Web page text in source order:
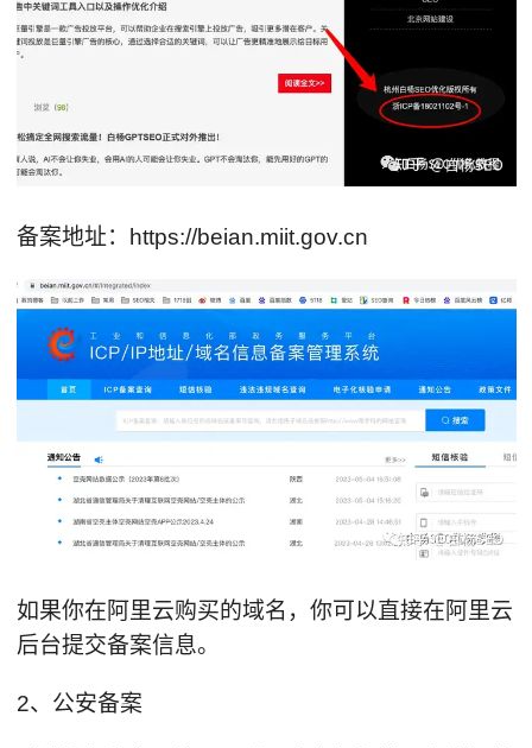
备案地址：https://beian.miit.gov.cn
如果你在阿里云购买的域名，你可以直接在阿里云
后台提交备案信息。
2、公安备案